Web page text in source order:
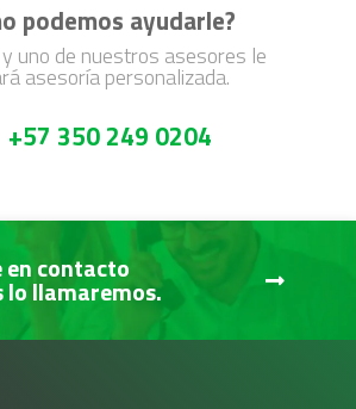
podemos ayudarle?
uno de nuestros asesores le
asesoría personalizada.
+57 350 249 0204
en contacto
llamaremos.